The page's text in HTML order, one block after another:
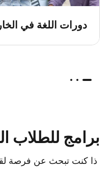
دورات اللغة في
برامج للطلاب
ذا كنت تبحث عن فرصة